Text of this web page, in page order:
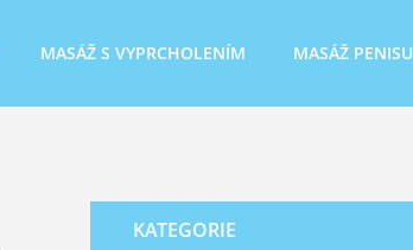
MASÁŽ S VYPRCHOLENÍM MASÁŽ PENISU
KATEGORIE